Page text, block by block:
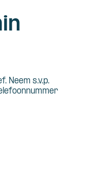
Neem s.v.p.